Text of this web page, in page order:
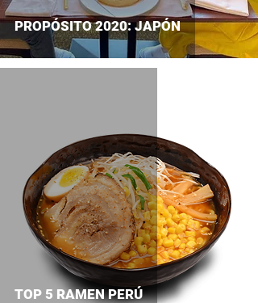
PROPÓSITO 2020: JAPÓN
TOP 5 RAMEN PERÚ